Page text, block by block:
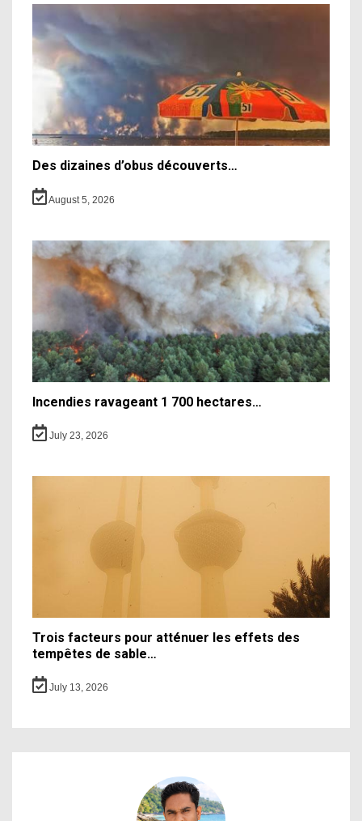
Des dizaines d’obus découverts…
August 5, 2026
Incendies ravageant 1 700 hectares…
July 23, 2026
Trois facteurs pour atténuer les effets des
tempêtes de sable…
July 13, 2026